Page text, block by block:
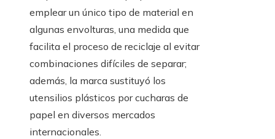
emplear un único tipo de material en
algunas envolturas, una medida que
facilita el proceso de reciclaje al evitar
combinaciones difíciles de separar;
además, la marca sustituyó los
utensilios plásticos por cucharas de
papel en diversos mercados
internacionales.